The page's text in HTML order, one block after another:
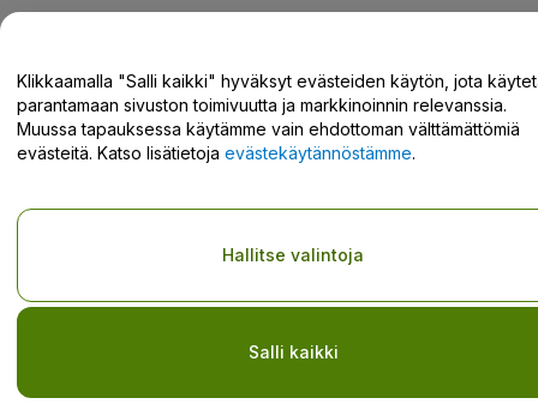
Tekijänoikeus © viagogo GmbH 2026 Yritystiedot
Tämän web-sivuston käytöllä hyväksyt Käyttöehdot ja
TietosuojakäytännönjaEvästekäytännönja
Klikkaamalla "Salli kaikki" hyväksyt evästeiden käytön, jota
parantamaan sivuston toimivuutta ja markkinoinnin relevanssia.
Muussa tapauksessa käytämme vain ehdottoman välttämättömiä
evästeitä. Katso lisätietoja evästekäytännöstämme.
Salli kaikki
Hallitse valintoja